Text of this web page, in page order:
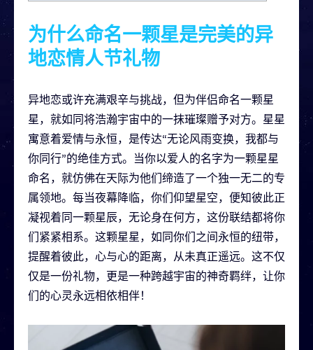
为什么命名一颗星是完美的异
地恋情人节礼物
异地恋或许充满艰辛与挑战，但为伴侣命名一颗星
星，就如同将浩瀚宇宙中的一抹璀璨赠予对方。星星
寓意着爱情与永恒，是传达“无论风雨变换，我都与
你同行”的绝佳方式。当你以爱人的名字为一颗星星
命名，就仿佛在天际为他们缔造了一个独一无二的专
属领地。每当夜幕降临，你们仰望星空，便知彼此正
凝视着同一颗星辰，无论身在何方，这份联结都将你
们紧紧相系。这颗星星，如同你们之间永恒的纽带，
提醒着彼此，心与心的距离，从未真正遥远。这不仅
仅是一份礼物，更是一种跨越宇宙的神奇羁绊，让你
们的心灵永远相依相伴！